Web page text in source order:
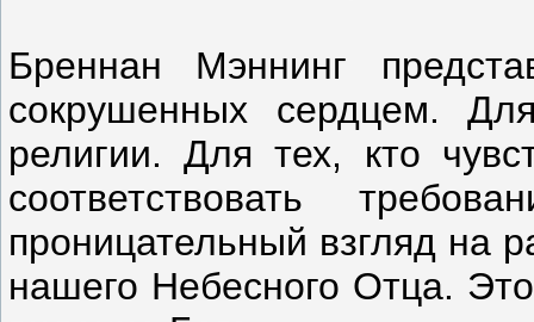
Бреннан Мэннинг
сокрушенных сердцем.
религии. Для тех, кто
соответствовать
проницательный взгляд на
нашего Небесного Отца.